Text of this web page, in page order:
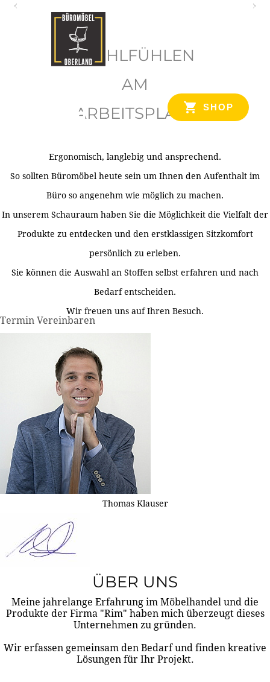
SHOP
WOHLFÜHLEN
AM
ARBEITSPLATZ
Ergonomisch, langlebig und ansprechend.
So sollten Büromöbel heute sein um Ihnen den Aufenthalt im
Büro so angenehm wie möglich zu machen.
In unserem Schauraum haben Sie die Möglichkeit die Vielfalt der
Produkte zu entdecken und den erstklassigen Sitzkomfort
persönlich zu erleben.
Sie können die Auswahl an Stoffen selbst erfahren und nach
Bedarf entscheiden.
Wir freuen uns auf Ihren Besuch.
Termin Vereinbaren
Thomas Klauser
ÜBER UNS
Meine jahrelange Erfahrung im Möbelhandel und die
Produkte der Firma "Rim" haben mich überzeugt dieses
Unternehmen zu gründen.
Wir erfassen gemeinsam den Bedarf und finden kreative
Lösungen für Ihr Projekt.